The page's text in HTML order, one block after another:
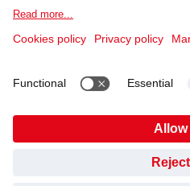
Varsel om informasjonskapsel
Etiske
HAR DU SPØRSMÅL?